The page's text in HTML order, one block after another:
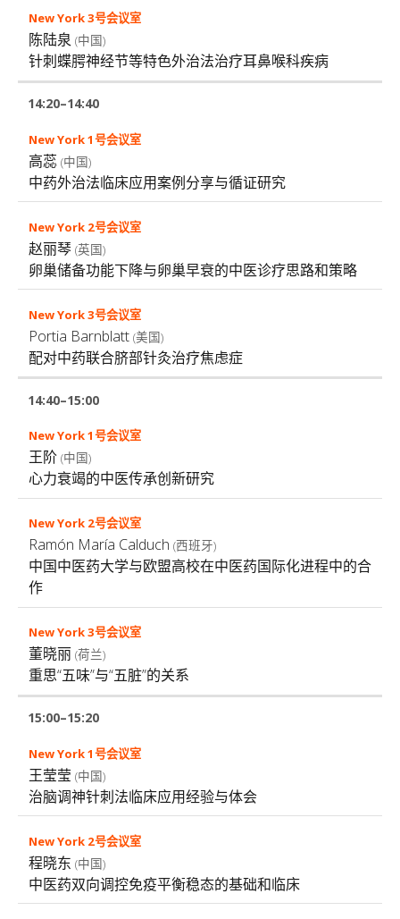
陈陆泉 (中国)
针刺蝶腭神经节等特色外治法治疗耳鼻喉科疾病
14:20–14:40
高蕊 (中国)
中药外治法临床应用案例分享与循证研究
赵丽琴 (英国)
卵巢储备功能下降与卵巢早衰的中医诊疗思路和策略
Portia Barnblatt (美国)
配对中药联合脐部针灸治疗焦虑症
14:40–15:00
王阶 (中国)
心力衰竭的中医传承创新研究
Ramón María Calduch (西班牙)
中国中医药大学与欧盟高校在中医药国际化进程中的合
作
董晓丽 (荷兰)
重思“五味”与“五脏”的关系
15:00–15:20
王莹莹 (中国)
治脑调神针刺法临床应用经验与体会
程晓东 (中国)
中医药双向调控免疫平衡稳态的基础和临床